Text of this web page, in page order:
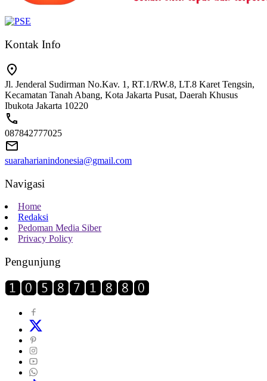
Kontak Info
Jl. Jenderal Sudirman No.Kav. 1, RT.1/RW.8, LT.8 Karet Tengsin,
Kecamatan Tanah Abang, Kota Jakarta Pusat, Daerah Khusus
Ibukota Jakarta 10220
087842777025
suaraharianindonesia@gmail.com
Navigasi
Home
Redaksi
Pedoman Media Siber
Privacy Policy
Pengunjung